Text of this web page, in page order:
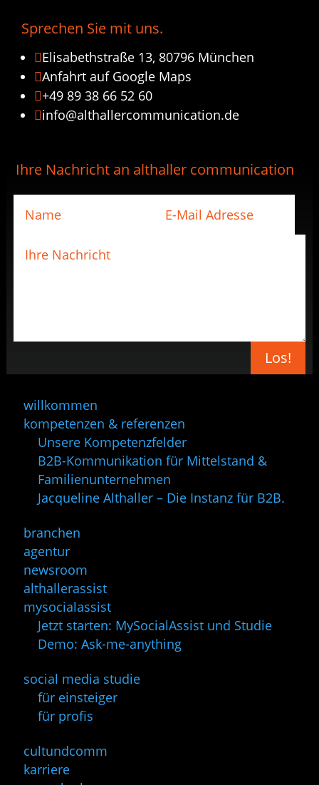
Sprechen Sie mit uns.
Elisabethstraße 13, 80796 München
Anfahrt auf Google Maps
+49 89 38 66 52 60
info@althallercommunication.de
Ihre Nachricht an althaller communication
Los!
willkommen
kompetenzen & referenzen
Unsere Kompetenzfelder
B2B-Kommunikation für Mittelstand &
Familienunternehmen
Jacqueline Althaller – Die Instanz für B2B.
branchen
agentur
newsroom
althallerassist
mysocialassist
Jetzt starten: MySocialAssist und Studie
Demo: Ask-me-anything
social media studie
für einsteiger
für profis
cultundcomm
karriere